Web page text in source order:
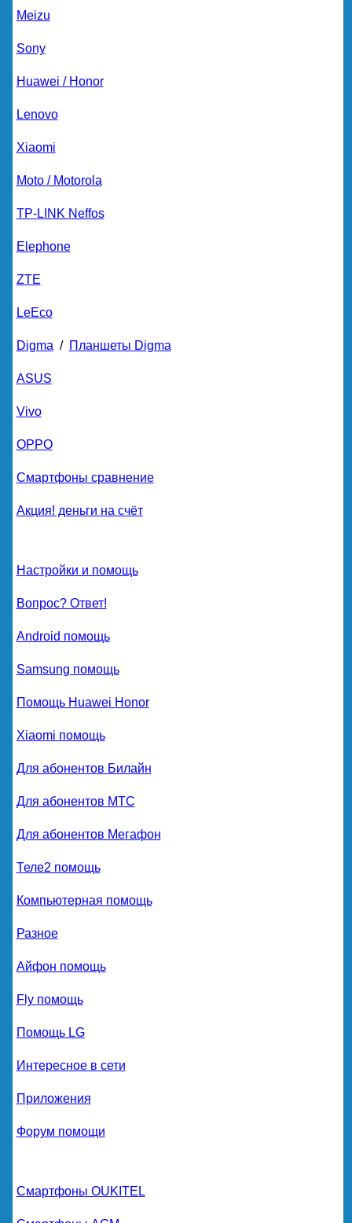
Meizu
Sony
Huawei / Honor
Lenovo
Xiaomi
Moto / Motorola
TP-LINK Neffos
Elephone
ZTE
LeEco
Digma/ Планшеты Digma
ASUS
Vivo
OPPO
Смартфоны сравнение
Акция! деньги на счёт
Настройки и помощь
Вопрос? Ответ!
Android помощь
Samsung помощь
Помощь Huawei Honor
Xiaomi помощь
Для абонентов Билайн
Для абонентов МТС
Для абонентов Мегафон
Теле2 помощь
Компьютерная помощь
Разное
Айфон помощь
Fly помощь
Помощь LG
Интересное в сети
Приложения
Форум помощи
Смартфоны OUKITEL